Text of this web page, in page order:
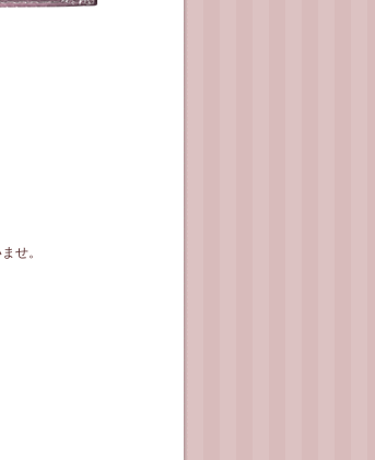
せ。